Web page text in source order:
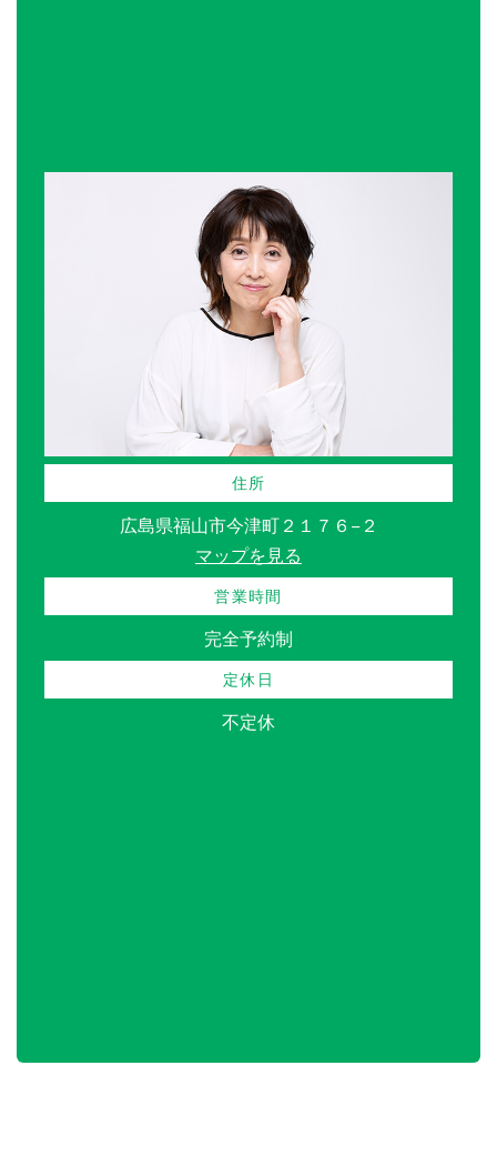
住所
広島県福山市今津町２１７６−２
マップを見る
営業時間
完全予約制
定休日
不定休